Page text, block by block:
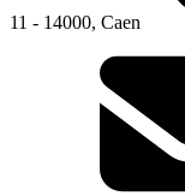
11 - 14000, Caen